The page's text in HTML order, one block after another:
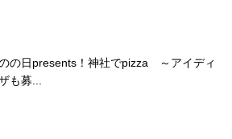
の日presents！神社でpizza ～アイディ
も募...